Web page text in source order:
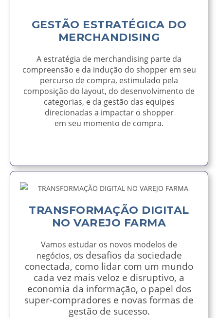
GESTÃO ESTRATÉGICA DO
MERCHANDISING
A estratégia de merchandising parte da
compreensão e da indução do shopper em seu
percurso de compra, estimulado pela
composição do layout, do desenvolvimento de
categorias, e da gestão das equipes
direcionadas a impactar o shopper
em seu momento de compra.
TRANSFORMAÇÃO DIGITAL
NO VAREJO FARMA​
Vamos estudar os novos modelos de
negócios, os desafios da sociedade
conectada, como lidar com um mundo
cada vez mais veloz e disruptivo, a
economia da informação, o papel dos
super-compradores e novas formas de
gestão de sucesso.